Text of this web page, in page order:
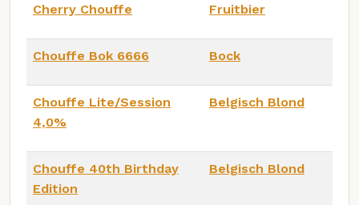
Cherry Chouffe Fruitbier
Chouffe Bok 6666 Bock
Chouffe Lite/Session
4,0%
Belgisch Blond
Chouffe 40th Birthday
Edition
Belgisch Blond